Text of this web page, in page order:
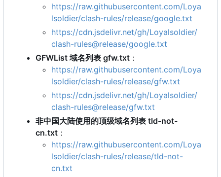
https://raw.githubusercontent.com/Loya
lsoldier/clash-rules/release/google.txt
https://cdn.jsdelivr.net/gh/Loyalsoldier/
clash-rules@release/google.txt
GFWList 域名列表 gfw.txt ：
https://raw.githubusercontent.com/Loya
lsoldier/clash-rules/release/gfw.txt
https://cdn.jsdelivr.net/gh/Loyalsoldier/
clash-rules@release/gfw.txt
非中国大陆使用的顶级域名列表 tld-not-
cn.txt ：
https://raw.githubusercontent.com/Loya
lsoldier/clash-rules/release/tld-not-
cn.txt